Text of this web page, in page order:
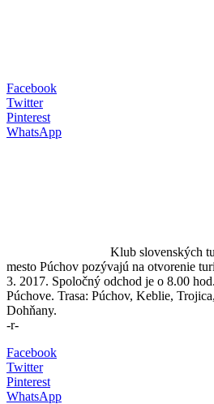
Facebook
Twitter
Pinterest
WhatsApp
Klub slovenských
mesto Púchov pozývajú na otvorenie
3. 2017. Spoločný odchod je o 8.00
Púchove. Trasa: Púchov, Keblie,
Dohňany.
-r-
Facebook
Twitter
Pinterest
WhatsApp